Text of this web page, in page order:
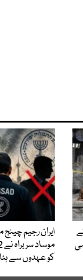
ایران رجیم چینج
کو عہدوں سے ہٹا